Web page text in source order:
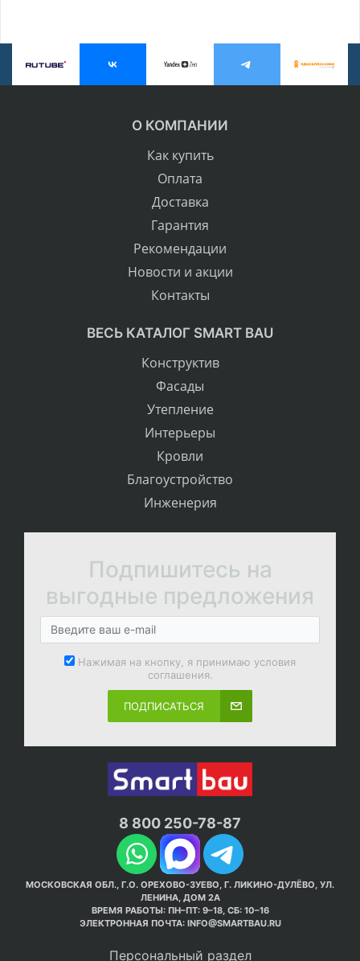
О КОМПАНИИ
Как купить
Оплата
Доставка
Гарантия
Рекомендации
Новости и акции
Контакты
ВЕСЬ КАТАЛОГ SMART BAU
Конструктив
Фасады
Утепление
Интерьеры
Кровли
Благоустройство
Инженерия
Подпишитесь на
выгодные предложения
Нажимая на кнопку, я принимаю условия
соглашения.
ПОДПИСАТЬСЯ
8 800 250-78-87
МОСКОВСКАЯ ОБЛ., Г.О. ОРЕХОВО-ЗУЕВО, Г. ЛИКИНО-ДУЛЁВО, УЛ.
ЛЕНИНА, ДОМ 2А
ВРЕМЯ РАБОТЫ: ПН–ПТ: 9–18, СБ: 10–16
ЭЛЕКТРОННАЯ ПОЧТА: INFO@SMARTBAU.RU
Персональный раздел